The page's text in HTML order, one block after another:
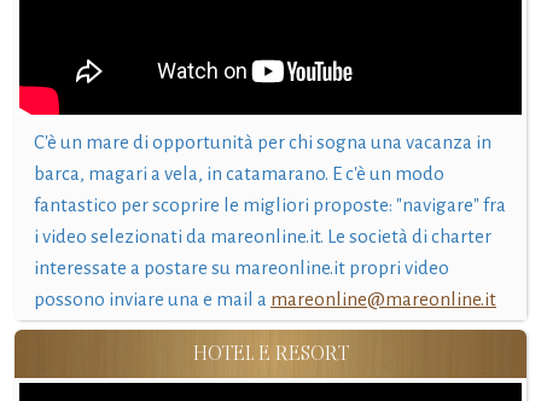
C'è un mare di opportunità per chi sogna una vacanza in
barca, magari a vela, in catamarano. E c'è un modo
fantastico per scoprire le migliori proposte: "navigare" fra
i video selezionati da mareonline.it. Le società di charter
interessate a postare su mareonline.it propri video
possono inviare una e mail a mareonline@mareonline.it
HOTEL E RESORT